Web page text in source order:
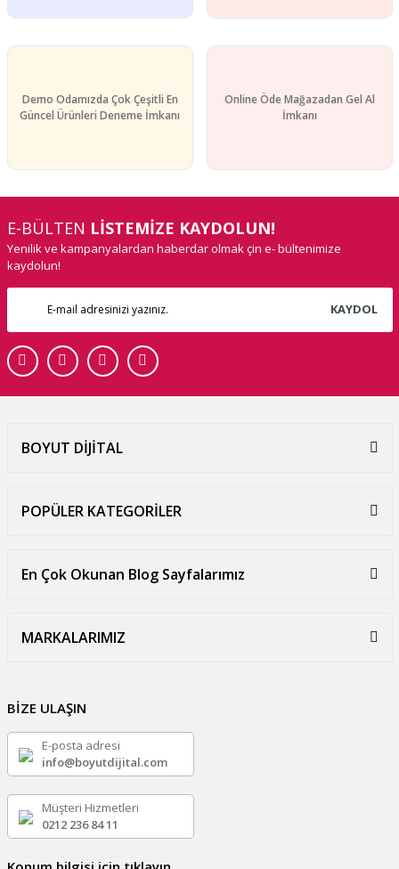
Demo Odamızda Çok Çeşitli En
Güncel Ürünleri Deneme İmkanı
Online Öde Mağazadan Gel Al
İmkanı
E-BÜLTEN LİSTEMİZE KAYDOLUN!
Yenilik ve kampanyalardan haberdar olmak çin e- bültenimize
kaydolun!
KAYDOL
BOYUT DİJİTAL
POPÜLER KATEGORİLER
En Çok Okunan Blog Sayfalarımız
MARKALARIMIZ
BİZE ULAŞIN
E-posta adresi
info@boyutdijital.com
Müşteri Hizmetleri
0212 236 84 11